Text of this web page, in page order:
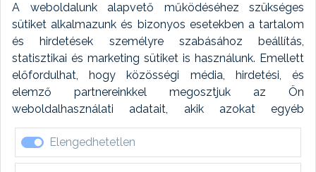
A weboldalunk alapvető működéséhez szükséges
sütiket alkalmazunk és bizonyos esetekben a tartalom
és hirdetések személyre szabásához beállítás,
statisztikai és marketing sütiket is használunk. Emellett
előfordulhat, hogy közösségi média, hirdetési, és
elemző partnereinkkel megosztjuk az Ön
weboldalhasználati adatait, akik azokat egyéb
forrásokból gyűjtött adatokkal kombinálhatják. A sütik
elfogadásával kapcsolatosan naplózást végzünk és
ezen adatokat 6 hónap után automatikusan töröljük. A
Elengedhetetlen
Fényképtár extra modul
Autómosó modul
Feladatütemezés